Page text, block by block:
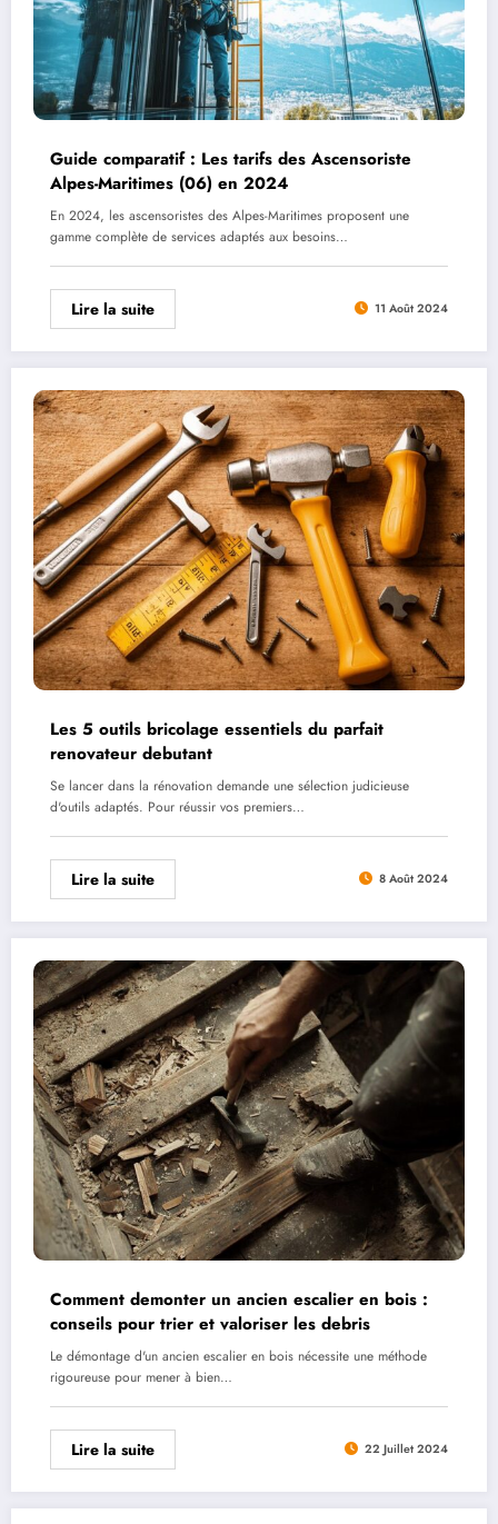
Guide comparatif : Les tarifs des Ascensoriste
Alpes-Maritimes (06) en 2024
En 2024, les ascensoristes des Alpes-Maritimes proposent une
gamme complète de services adaptés aux besoins…
Lire la suite 11 Août 2024
Les 5 outils bricolage essentiels du parfait
renovateur debutant
Se lancer dans la rénovation demande une sélection judicieuse
d'outils adaptés. Pour réussir vos premiers…
Lire la suite 8 Août 2024
Comment demonter un ancien escalier en bois :
conseils pour trier et valoriser les debris
Le démontage d'un ancien escalier en bois nécessite une méthode
rigoureuse pour mener à bien…
Lire la suite 22 Juillet 2024